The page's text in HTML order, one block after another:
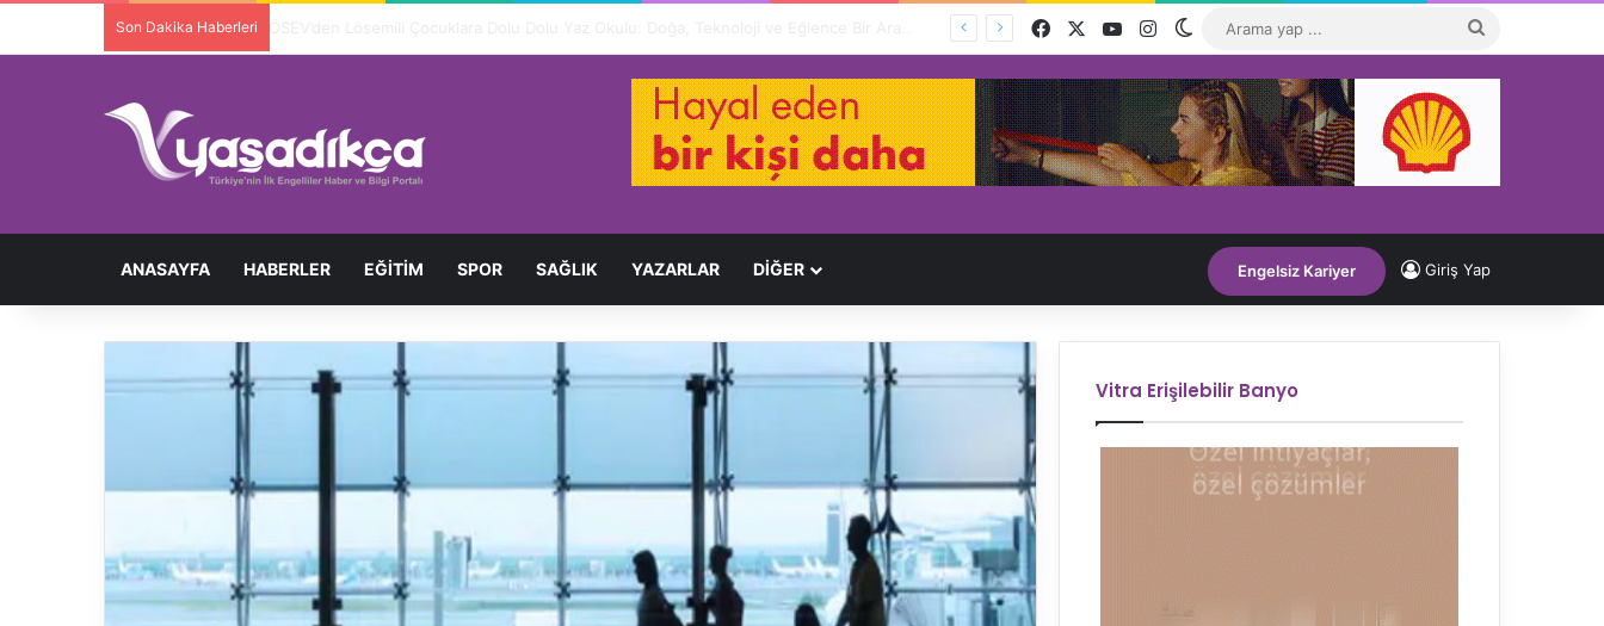
Son Dakika Haberleri Facebook YouTubeInstagramDış görünümü değiştir
...
ANASAYFA HABERLER EĞITIM SPOR SAĞLIK YAZARLAR DİĞER Engelsiz Kariyer Giriş Yap
Vitra Erişilebilir Banyo